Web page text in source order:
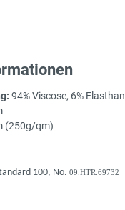
94% Viscose, 6% Elasthan
(250g/qm)
100, No. 09.HTR.69732